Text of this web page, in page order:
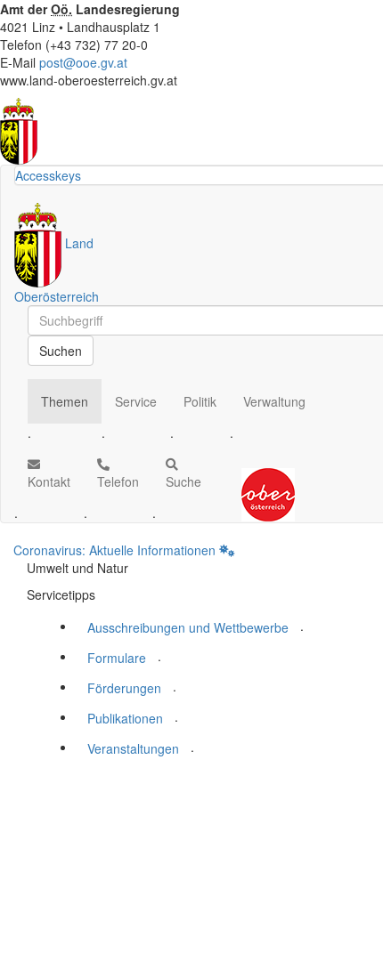
Amt derOö. Landesregierung
4021 Linz • Landhausplatz 1
Telefon (+43 732) 77 20-0
E-Mail post@ooe.gv.at
www.land-oberoesterreich.gv.at
Accesskeys
Land
Oberösterreich
Schnellsuche
Schnellsuche
Suchen
Themen
.
Service
.
Politik
.
Verwaltung
.
Kontakt
.
Telefon
.
Suche
.
Coronavirus: Aktuelle Informationen
Umwelt und Natur
Servicetipps
Ausschreibungen und Wettbewerbe
.
Formulare
.
Förderungen
.
Publikationen
.
Veranstaltungen
.